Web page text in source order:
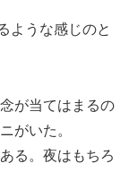
ような感じのと
が当てはまるの
がいた。
る。夜はもちろ